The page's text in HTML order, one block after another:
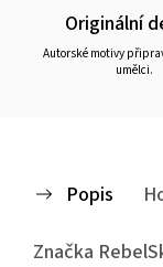
Originální
Autorské motivy
umělci.
Popis
Značka